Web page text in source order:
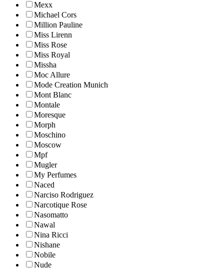
Mexx
Michael Cors
Million Pauline
Miss Lirenn
Miss Rose
Miss Royal
Missha
Moc Allure
Mode Creation Munich
Mont Blanc
Montale
Moresque
Morph
Moschino
Moscow
Mpf
Mugler
My Perfumes
Naced
Narciso Rodriguez
Narcotique Rose
Nasomatto
Nawal
Nina Ricci
Nishane
Nobile
Nude